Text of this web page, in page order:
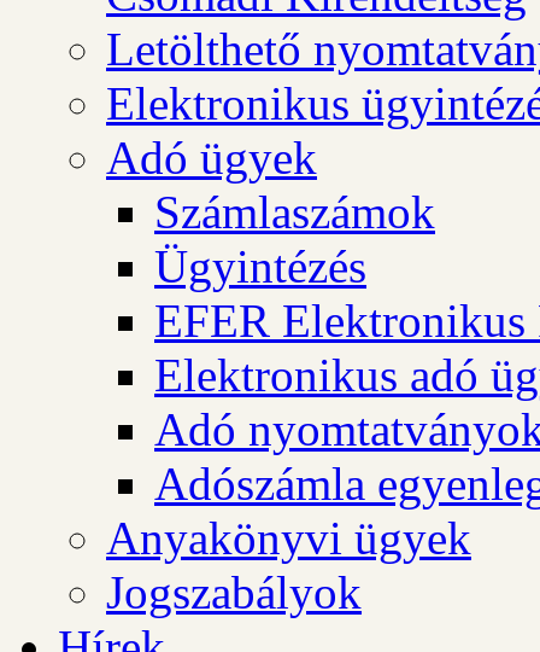
Letölthető
Elektronikus
Adó ügyek
Számlaszámok
Ügyintézés
EFER Elektronikus
Elektronikus adó
Adó
Adószámla
Anyakönyvi ügyek
Jogszabályok